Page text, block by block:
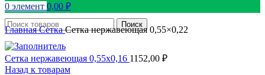
0 элемент 0,00 ₽
Поиск
ГлавнаяСеткаСетка нержавеющая 0,55×0,22
Сетка нержавеющая 0,55x0,16 1152,00 ₽
Назад к товарам